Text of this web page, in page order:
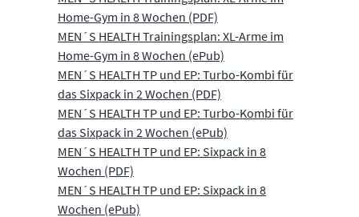
Home-Gym in 8 Wochen (PDF)
MEN´S HEALTH Trainingsplan: XL-Arme im
Home-Gym in 8 Wochen (ePub)
MEN´S HEALTH TP und EP: Turbo-Kombi für
das Sixpack in 2 Wochen (PDF)
MEN´S HEALTH TP und EP: Turbo-Kombi für
das Sixpack in 2 Wochen (ePub)
MEN´S HEALTH TP und EP: Sixpack in 8
Wochen (PDF)
MEN´S HEALTH TP und EP: Sixpack in 8
Wochen (ePub)